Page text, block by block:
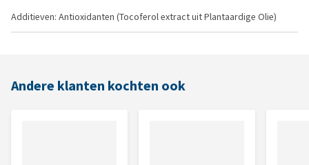
Additieven: Antioxidanten (Tocoferol extract uit Plantaardige Olie)
Andere klanten kochten ook